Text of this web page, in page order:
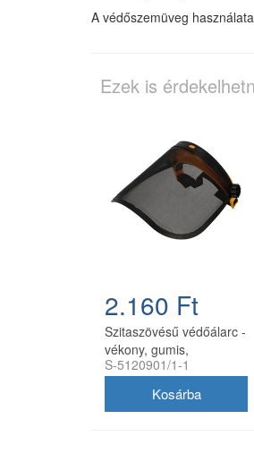
A védőszemüveg
Ezek is
2.160 Ft
Szitaszövésű védőálarc -
vékony, gumis,
utángyártott
S-5120901/1-1